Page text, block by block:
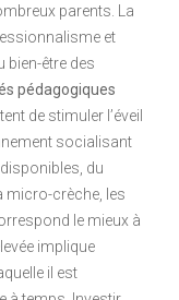
parents. La
et
bien-être des
pédagogiques
de stimuler l’éveil
socialisant
disponibles, du
micro-crèche, les
le mieux à
implique
il est